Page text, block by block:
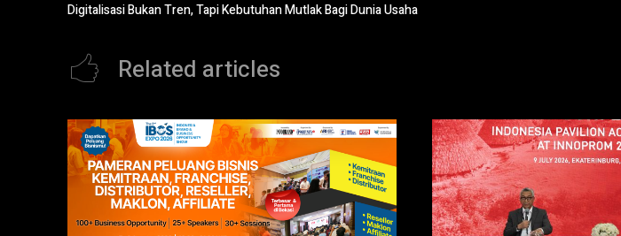
Digitalisasi Bukan Tren, Tapi Kebutuhan Mutlak Bagi Dunia Usaha
Related articles